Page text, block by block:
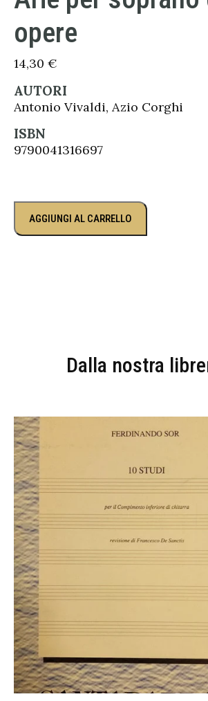
opere
14,30 €
AUTORI
Antonio Vivaldi, Azio Corghi
ISBN
9790041316697
AGGIUNGI AL CARRELLO
Dalla nostra